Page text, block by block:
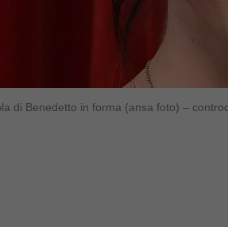
di Benedetto in forma (ansa foto) –